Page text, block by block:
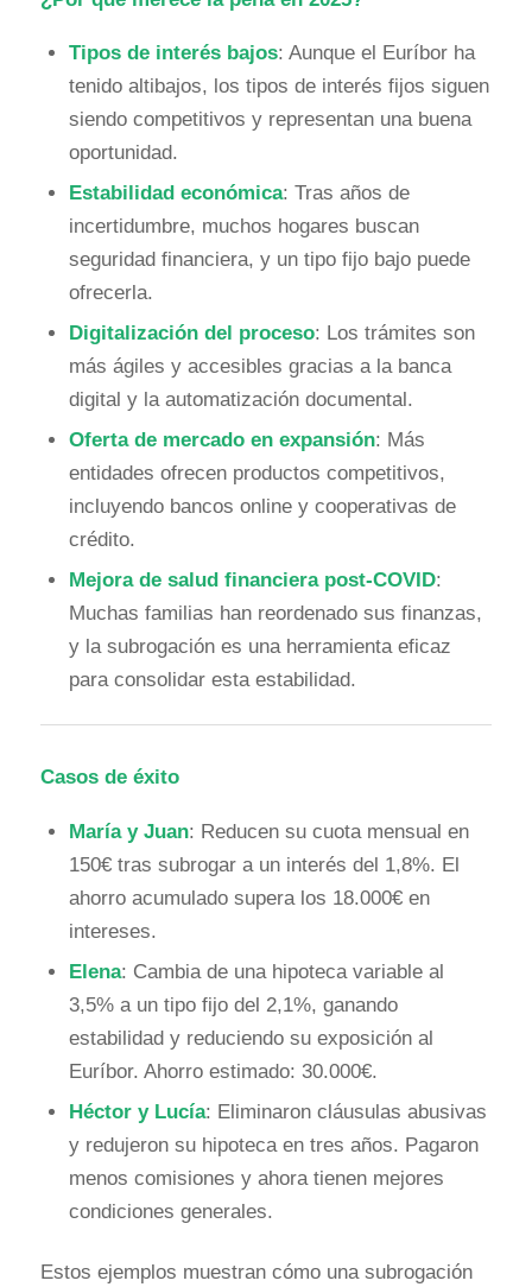
Tipos de interés bajos: Aunque el Euríbor ha
tenido altibajos, los tipos de interés fijos siguen
siendo competitivos y representan una buena
oportunidad.
Estabilidad económica: Tras años de
incertidumbre, muchos hogares buscan
seguridad financiera, y un tipo fijo bajo puede
ofrecerla.
Digitalización del proceso: Los trámites son
más ágiles y accesibles gracias a la banca
digital y la automatización documental.
Oferta de mercado en expansión: Más
entidades ofrecen productos competitivos,
incluyendo bancos online y cooperativas de
crédito.
Mejora de salud financiera post-COVID:
Muchas familias han reordenado sus finanzas,
y la subrogación es una herramienta eficaz
para consolidar esta estabilidad.
Casos de éxito
María y Juan: Reducen su cuota mensual en
150€ tras subrogar a un interés del 1,8%. El
ahorro acumulado supera los 18.000€ en
intereses.
Elena: Cambia de una hipoteca variable al
3,5% a un tipo fijo del 2,1%, ganando
estabilidad y reduciendo su exposición al
Euríbor. Ahorro estimado: 30.000€.
Héctor y Lucía: Eliminaron cláusulas abusivas
y redujeron su hipoteca en tres años. Pagaron
menos comisiones y ahora tienen mejores
condiciones generales.
Estos ejemplos muestran cómo una subrogación